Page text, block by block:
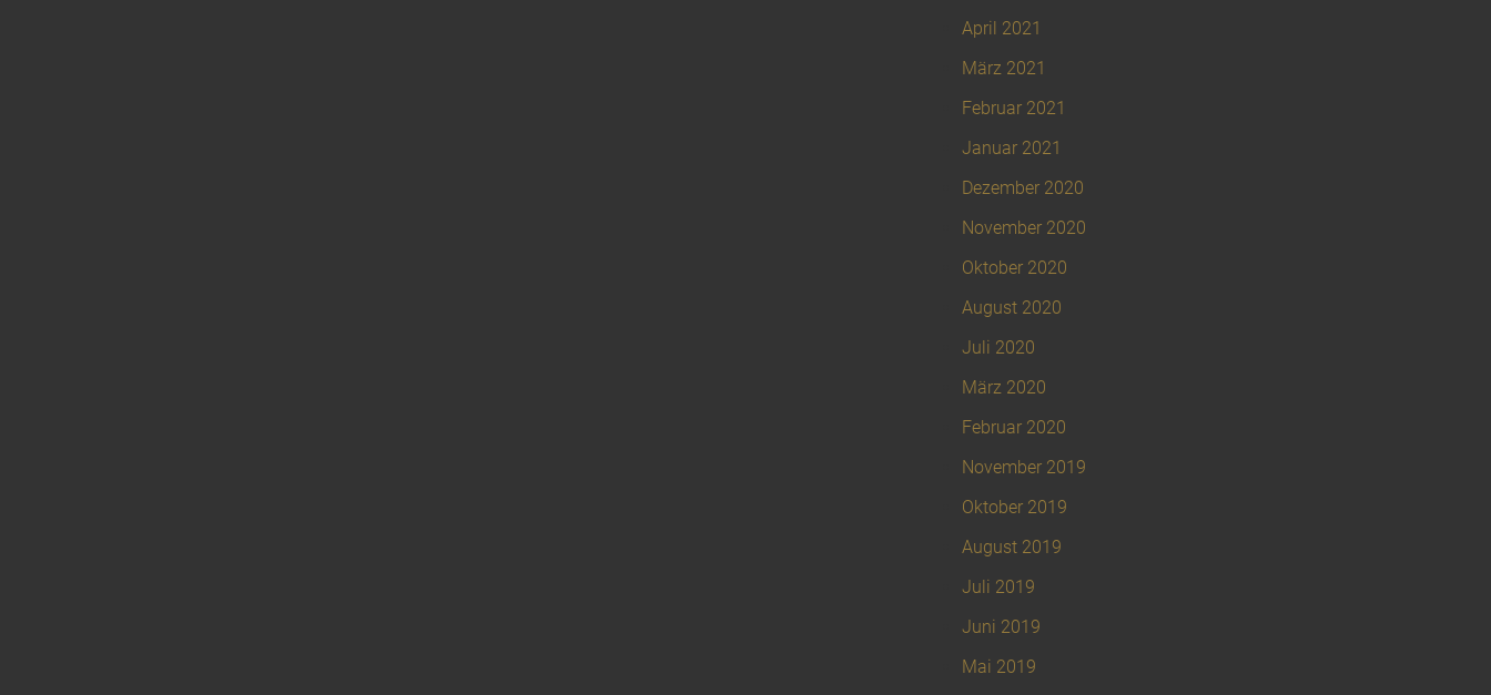
April 2021
März 2021
Februar 2021
Januar 2021
Dezember 2020
November 2020
Oktober 2020
August 2020
Juli 2020
März 2020
Februar 2020
November 2019
Oktober 2019
August 2019
Juli 2019
Juni 2019
Mai 2019